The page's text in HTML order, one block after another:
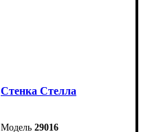
Стенка Cтелла
29016